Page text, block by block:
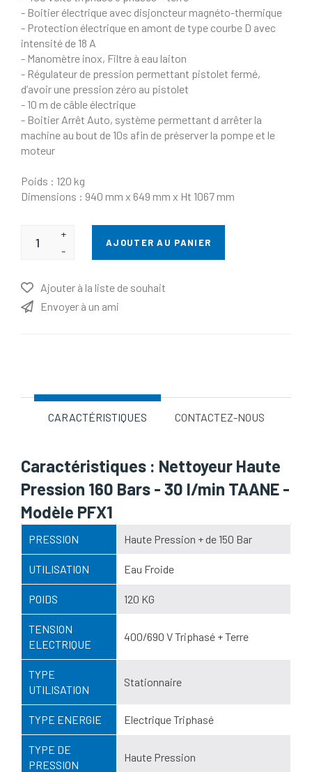
- Boitier électrique avec disjoncteur magnéto-thermique
- Protection électrique en amont de type courbe D avec
intensité de 18 A
- Manomètre inox, Filtre à eau laiton
- Régulateur de pression permettant pistolet fermé,
d’avoir une pression zéro au pistolet
- 10 m de câble électrique
- Boitier Arrêt Auto, système permettant d arrêter la
machine au bout de 10s afin de préserver la pompe et le
moteur
Poids : 120 kg
Dimensions : 940 mm x 649 mm x Ht 1067 mm
+
-
AJOUTER AU PANIER
Ajouter à la liste de souhait
Envoyer à un ami
CARACTÉRISTIQUES CONTACTEZ-NOUS
Caractéristiques : Nettoyeur Haute
Pression 160 Bars - 30 l/min TAANE -
Modèle PFX1
PRESSION Haute Pression + de 150 Bar
UTILISATION Eau Froide
POIDS 120 KG
TENSION
ELECTRIQUE
400/690 V Triphasé + Terre
TYPE
UTILISATION
Stationnaire
TYPE ENERGIE Electrique Triphasé
TYPE DE
PRESSION
Haute Pression